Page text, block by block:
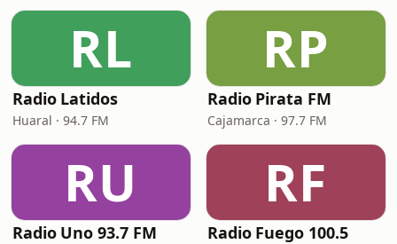
RL
Radio Latidos
Huaral · 94.7 FM
RP
Radio Pirata FM
Cajamarca · 97.7 FM
RU
Radio Uno 93.7 FM
RF
Radio Fuego 100.5